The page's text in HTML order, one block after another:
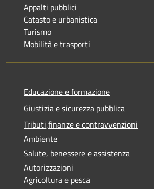
Appalti pubblici
Catasto e urbanistica
Turismo
Mobilità e trasporti
Educazione e formazione
Giustizia e sicurezza pubblica
Tributi,finanze e contravvenzioni
Ambiente
Salute, benessere e assistenza
Autorizzazioni
Agricoltura e pesca